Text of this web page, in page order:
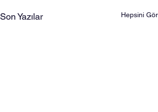
Son Yazılar Hepsini Gör